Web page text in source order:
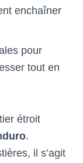
enchaîner
pour
tout en
étroit
.
il s’agit